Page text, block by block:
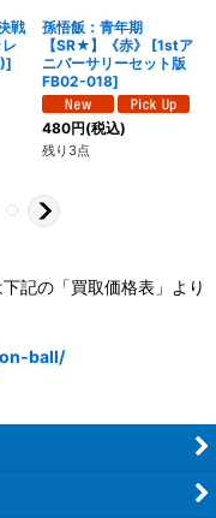
戦
]
孫悟飯：青年期
【SR★】《赤》
[1stア
ニバーサリーセット版
FB02-018]
480円(税込)
残り3点
記の「買取価格表」より
ball/